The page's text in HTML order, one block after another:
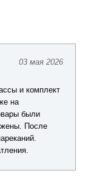
24 апреля 2026
консультацию
После
отличное,